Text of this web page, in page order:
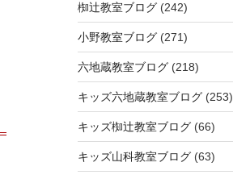
椥辻教室ブログ(242)
小野教室ブログ(271)
六地蔵教室ブログ(218)
キッズ六地蔵教室ブログ(253)
キッズ椥辻教室ブログ(66)
キッズ山科教室ブログ(63)